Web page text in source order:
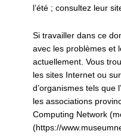
l’été ; consultez leur
Si travailler dans ce
avec les problèmes et
actuellement. Vous
les sites Internet ou
d’organismes tels que
les associations
Computing Network
(https://